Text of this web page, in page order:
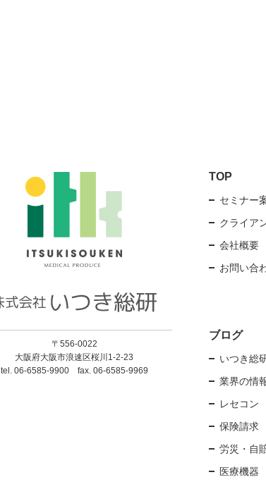
〒556-0022
大阪府大阪市浪速区桜川1-2-23
tel. 06-6585-9900 fax. 06-6585-9969
TOP
セミナー
クライア
会社概要
お問い合
ブログ
いつき総
業界の情
レセコン
保険請求
労災・自
医療機器